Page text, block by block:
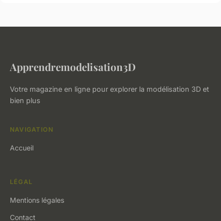
Apprendremodelisation3D
Votre magazine en ligne pour explorer la modélisation 3D et
bien plus
NAVIGATION
Accueil
LÉGAL
Mentions légales
Contact